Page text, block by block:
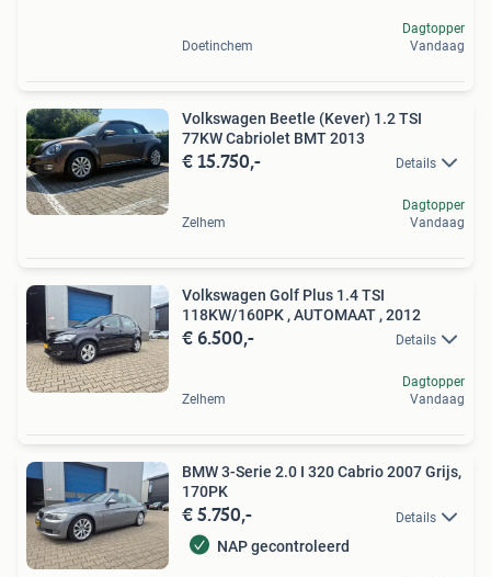
Doetinchem
Dagtopper
Vandaag
Volkswagen Beetle (Kever) 1.2 TSI
77KW Cabriolet BMT 2013
€ 15.750,- Details
Zelhem
Dagtopper
Vandaag
Volkswagen Golf Plus 1.4 TSI
118KW/160PK , AUTOMAAT , 2012
€ 6.500,- Details
Zelhem
Dagtopper
Vandaag
BMW 3-Serie 2.0 I 320 Cabrio 2007 Grijs,
170PK
€ 5.750,- Details
NAP gecontroleerd